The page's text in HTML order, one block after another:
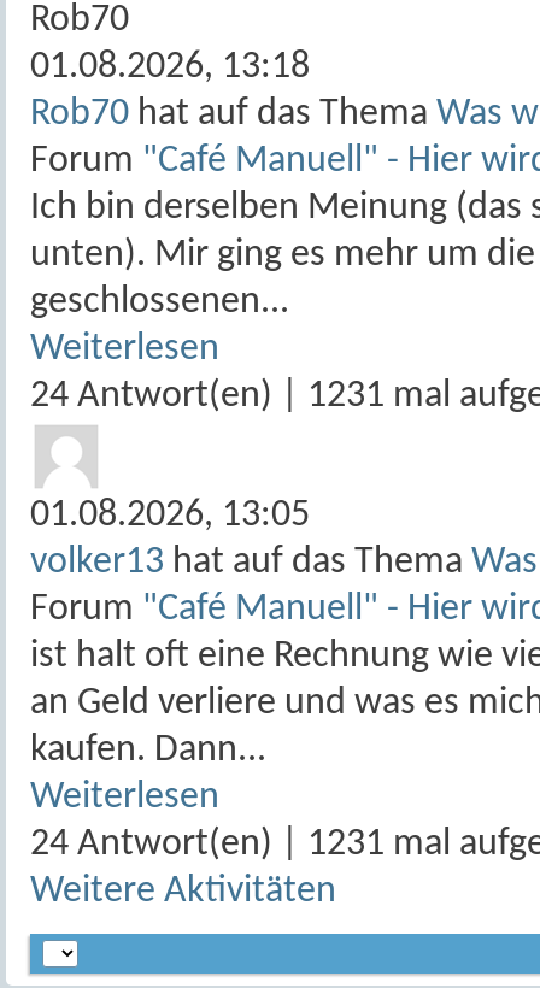
01.08.2026, 13:18
Rob70 hat auf das Thema Was
Forum "Café Manuell" - Hier
Ich bin derselben Meinung
unten). Mir ging es mehr um
geschlossenen...
Weiterlesen
24 Antwort(en) | 1231 mal
01.08.2026, 13:05
volker13 hat auf das Thema
Forum "Café Manuell" - Hier
ist halt oft eine Rechnung wie
an Geld verliere und was es
kaufen. Dann...
Weiterlesen
24 Antwort(en) | 1231 mal
Weitere Aktivitäten